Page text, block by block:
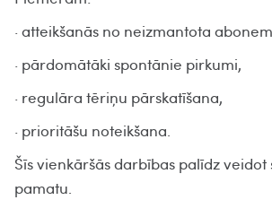
· atteikšanās no neizmantota
· pārdomātāki spontānie pirkumi,
· regulāra tēriņu pārskatīšana,
· prioritāšu noteikšana.
Šīs vienkāršās darbības palīdz
pamatu.